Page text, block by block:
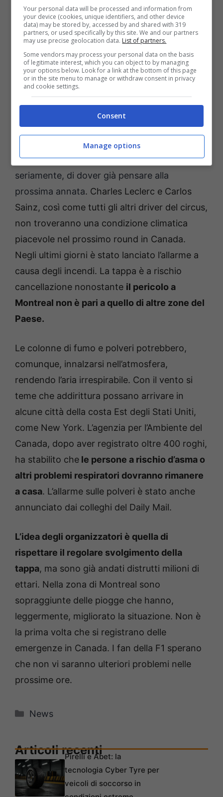
F1 Ferrari Leclerc (Ansa) fuoristrada.it
Impantanata al quinto posto della classifica
costruttori,la Scuderia modenese rischia,
seriamente, di dover già pensare alla
prossima annata. Charles Leclerc e Carlos
Sainz, così come tutti gli altri driver del circus,
non troveranno una condizione climatica
piacevole nel prossimo round in Canada.
Negli ultimi giorni è stato lanciato l’allarme a
causa degli incendi. La tappa è a rischio
cancellazione nonostante il pericolo a
Montreal non è pari a quello di altre zone del
Paese.
Le colonne di fumo e polveri potrebbero,
comunque, innalzarsi nell’atmosfera,
rendendo l’aria irrespirabile. Con il vento si
teme che addirittura possano arrivare in
alcune città della costa Est degli Stati Uniti,
come New York. L’agenzia per l’Ambiente del
Canada, dopo aver registrato oltre 400 roghi,
ha stabilito che le persone a rischio d’asma o
altri problemi respiratori dovranno rimanere
a casa. L’allarme sulle polveri è stato anche
annunciato dai colleghi del Daily Mail.
L’idea degli organizzatori è quella di
rispettare il regolare svolgimento della
tappa, ma sono già andati distrutti milioni di
ettari. Nella zona di Montreal sono
sopraggiunte delle piogge che hanno,
leggermente, migliorato la situazione. Non è
la prima volta che si registrano delle
emergenze in Canada. I fan della F1 sperano
che non vi saranno ulteriori problemi nelle
prossime ore.
Categorie
News
Articoli recenti
Pirelli e Abet: la
tecnologia Cyber Tyre per
veicoli di soccorso in
Your personal data will be processed and information from
your device (cookies, unique identifiers, and other device
data) may be stored by, accessed by and shared with 319
partners, or used specifically by this site. We and our partners
may use precise geolocation data. List of partners.
Some vendors may process your personal data on the basis
of legitimate interest, which you can object to by managing
your options below. Look for a link at the bottom of this page
or in the site menu to manage or withdraw consent in privacy
and cookie settings.
Consent
Manage options